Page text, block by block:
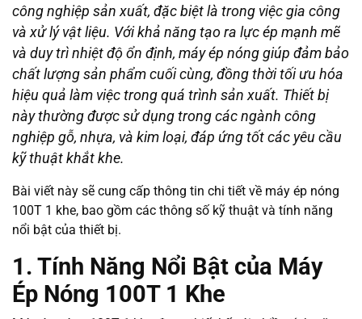
công nghiệp sản xuất, đặc biệt là trong việc gia công
và xử lý vật liệu. Với khả năng tạo ra lực ép mạnh mẽ
và duy trì nhiệt độ ổn định, máy ép nóng giúp đảm bảo
chất lượng sản phẩm cuối cùng, đồng thời tối ưu hóa
hiệu quả làm việc trong quá trình sản xuất. Thiết bị
này thường được sử dụng trong các ngành công
nghiệp gỗ, nhựa, và kim loại, đáp ứng tốt các yêu cầu
kỹ thuật khắt khe.
Bài viết này sẽ cung cấp thông tin chi tiết về máy ép nóng
100T 1 khe, bao gồm các thông số kỹ thuật và tính năng
nổi bật của thiết bị.
1. Tính Năng Nổi Bật của Máy
Ép Nóng 100T 1 Khe